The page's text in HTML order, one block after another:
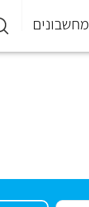
מחשבונים